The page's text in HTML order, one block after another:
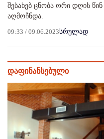
შესახებ ცნობა ორი დღის
აღმოჩნდა.
09:33 / 09.06.2023სრულად
დაფინანსებული